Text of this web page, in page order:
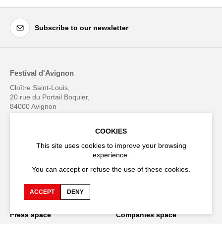
Subscribe to our newsletter
Festival d'Avignon
Cloître Saint-Louis,
20 rue du Portail Boquier,
84000 Avignon
Jobs and offers
Press space Companies space
COOKIES
This site uses cookies to improve your browsing
experience.
You can accept or refuse the use of these cookies.
ACCEPT DENY